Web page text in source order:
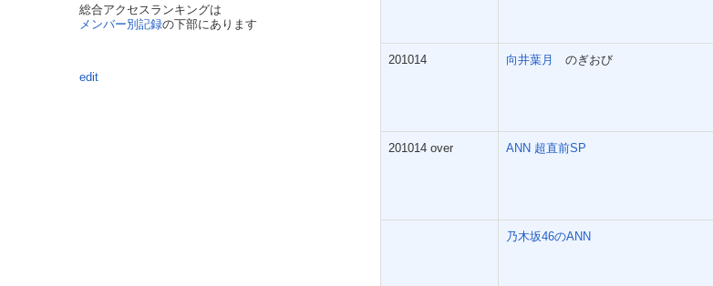
総合アクセスランキングは
メンバー別記録の下部にあります
edit
201014 向井葉月 のぎおび
201014 over ANN 超直前SP
乃木坂46のANN